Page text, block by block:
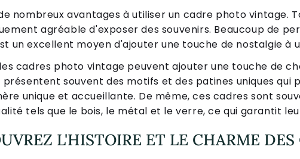
nombreux avantages à utiliser un cadre photo vintage.
agréable d'exposer des souvenirs. Beaucoup de
un excellent moyen d'ajouter une touche de nostalgie à
cadres photo vintage peuvent ajouter une touche de
présentent souvent des motifs et des patines uniques
unique et accueillante. De même, ces cadres sont
tels que le bois, le métal et le verre, ce qui garantit
L'HISTOIRE ET LE CHARME